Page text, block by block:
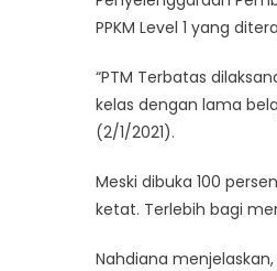
PPKM Level 1 yang
“PTM Terbatas
kelas dengan lama
(2/1/2021).
Meski dibuka 100
ketat. Terlebih bagi
Nahdiana